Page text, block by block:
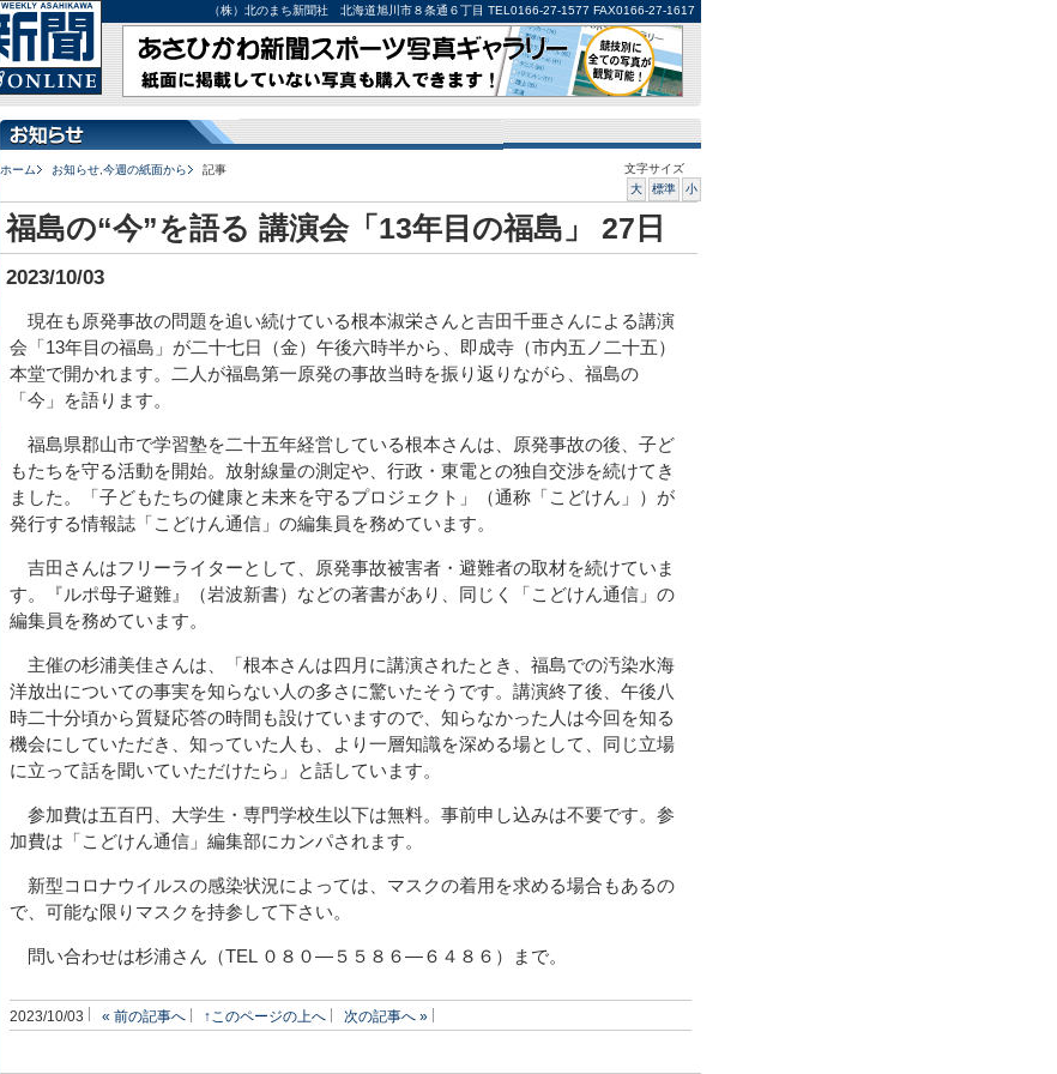
（株）北のまち新聞社 北海道旭川市８条通６丁目 TEL0166-27-1577 FAX0166-27-1617
ホーム お知らせ 今週の紙面から 記事
文字サイズ
大
標準 小
福島の“今”を語る 講演会「13年目の福島」 27日
2023/10/03
現在も原発事故の問題を追い続けている根本淑栄さんと吉田千亜さんによる講演
会「13年目の福島」が二十七日（金）午後六時半から、即成寺（市内五ノ二十五）
本堂で開かれます。二人が福島第一原発の事故当時を振り返りながら、福島の
「今」を語ります。
福島県郡山市で学習塾を二十五年経営している根本さんは、原発事故の後、子ど
もたちを守る活動を開始。放射線量の測定や、行政・東電との独自交渉を続けてき
ました。「子どもたちの健康と未来を守るプロジェクト」（通称「こどけん」）が
発行する情報誌「こどけん通信」の編集員を務めています。
吉田さんはフリーライターとして、原発事故被害者・避難者の取材を続けていま
す。『ルポ母子避難』（岩波新書）などの著書があり、同じく「こどけん通信」の
編集員を務めています。
主催の杉浦美佳さんは、「根本さんは四月に講演されたとき、福島での汚染水海
洋放出についての事実を知らない人の多さに驚いたそうです。講演終了後、午後八
時二十分頃から質疑応答の時間も設けていますので、知らなかった人は今回を知る
機会にしていただき、知っていた人も、より一層知識を深める場として、同じ立場
に立って話を聞いていただけたら」と話しています。
参加費は五百円、大学生・専門学校生以下は無料。事前申し込みは不要です。参
加費は「こどけん通信」編集部にカンパされます。
新型コロナウイルスの感染状況によっては、マスクの着用を求める場合もあるの
で、可能な限りマスクを持参して下さい。
問い合わせは杉浦さん（TEL ０８０―５５８６―６４８６）まで。
2023/10/03 « 前の記事へ ↑このページの上へ 次の記事へ »